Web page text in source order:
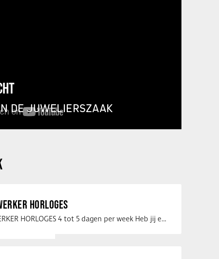
DE JUWELIERSZAAK
HORLOGES
VERKOOPMEDEWERKER HORLOGES 4 tot 5 dagen per week Heb jij een passie voor …